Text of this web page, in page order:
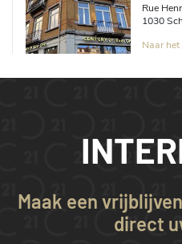
Rue
1030
Naar
Maak een
direct